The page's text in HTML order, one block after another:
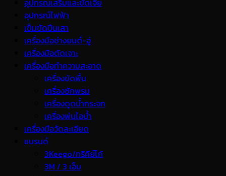
อุปกรณ์เสริมและขัดเจีย
อุปกรณ์ไฟฟ้า
เข็มขัดปีนเสา
เครื่องมือช่างยนต์-อู่
เครื่องมือตัดเจาะ
เครื่องมือทำความสะอาด
เครื่องขัดพื้น
เครื่องซักพรม
เครื่องดูดน้ำกระจก
เครื่องพ่นไอน้ำ
เครื่องมือวัดละเอียด
แบรนด์
3Keego/ทรีคีย์โก้
3M / 3 เอ็ม